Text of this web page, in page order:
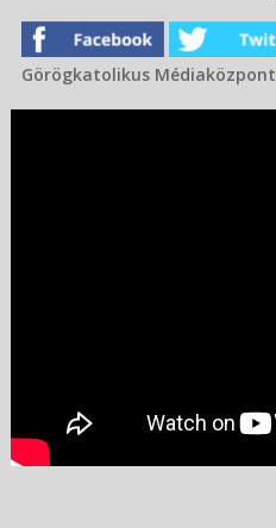
Görögkatolikus Médiaközpont